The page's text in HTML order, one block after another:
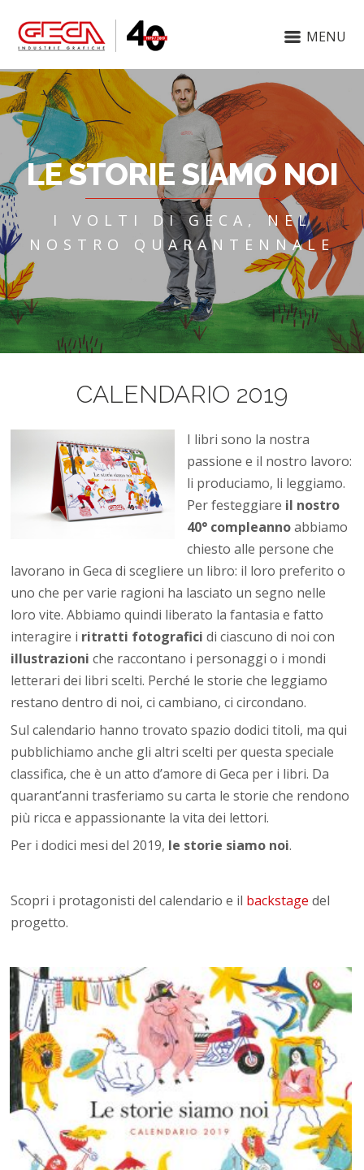
MENU
LE STORIE SIAMO NOI
I VOLTI DI GECA, NEL
NOSTRO QUARANTENNALE
CALENDARIO 2019
I libri sono la nostra
passione e il nostro lavoro:
li produciamo, li leggiamo.
Per festeggiare il nostro
40° compleannoabbiamo
chiesto alle persone che
lavorano in Geca di scegliere un libro: il loro preferito o
uno che per varie ragioni ha lasciato un segno nelle
loro vite. Abbiamo quindi liberato la fantasia e fatto
interagire i ritratti fotografici di ciascuno di noi con
illustrazioni che raccontano i personaggi o i mondi
letterari dei libri scelti. Perché le storie che leggiamo
restano dentro di noi, ci cambiano, ci circondano.
Sul calendario hanno trovato spazio dodici titoli, ma qui
pubblichiamo anche gli altri scelti per questa speciale
classifica, che è un atto d’amore di Geca per i libri. Da
quarant’anni trasferiamo su carta le storie che rendono
più ricca e appassionante la vita dei lettori.
Per i dodici mesi del 2019, le storie siamo noi.
Scopri i protagonisti del calendario e il backstage del
progetto.